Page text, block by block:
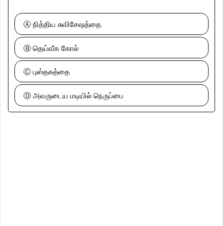
Ⓐ நித்திய சுவிசேஷத்தை
Ⓑ தெய்வீக கோல்
Ⓒ புஸ்தகத்தை
Ⓓ அவருடைய மடியில் நெருப்பை